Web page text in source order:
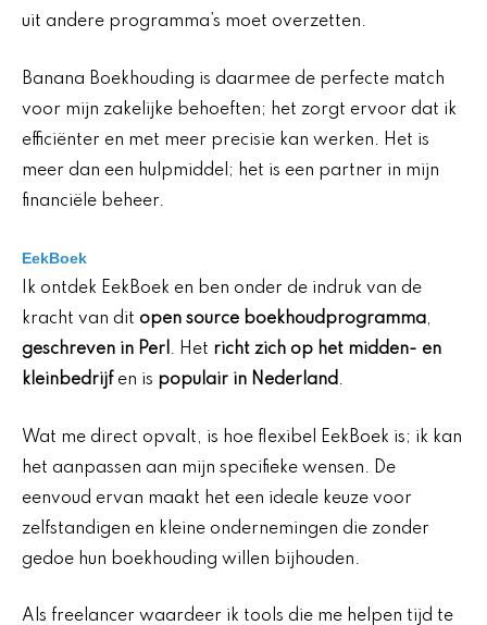
uit andere programma’s moet overzetten.
Banana Boekhouding is daarmee de perfecte match
voor mijn zakelijke behoeften; het zorgt ervoor dat ik
efficiënter en met meer precisie kan werken. Het is
meer dan een hulpmiddel; het is een partner in mijn
financiële beheer.
EekBoek
Ik ontdek EekBoek en ben onder de indruk van de
kracht van dit open source boekhoudprogramma,
geschreven in Perl. Het richt zich op het midden- en
kleinbedrijfen is populair in Nederland.
Wat me direct opvalt, is hoe flexibel EekBoek is; ik kan
het aanpassen aan mijn specifieke wensen. De
eenvoud ervan maakt het een ideale keuze voor
zelfstandigen en kleine ondernemingen die zonder
gedoe hun boekhouding willen bijhouden.
Als freelancer waardeer ik tools die me helpen tijd te